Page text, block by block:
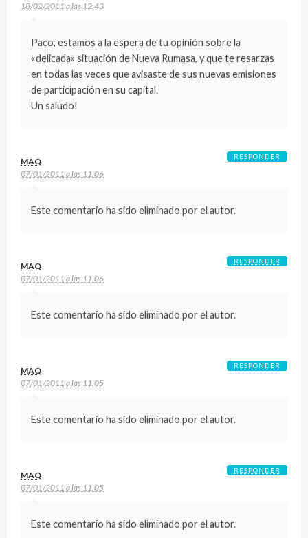
18/02/2011 a las 12:43
Paco, estamos a la espera de tu opinión sobre la
«delicada» situación de Nueva Rumasa, y que te resarzas
en todas las veces que avisaste de sus nuevas emisiones
de participación en su capital.
Un saludo!
MAQ
07/01/2011 a las 11:06
Este comentario ha sido eliminado por el autor.
RESPONDER
MAQ
07/01/2011 a las 11:06
Este comentario ha sido eliminado por el autor.
RESPONDER
MAQ
07/01/2011 a las 11:05
Este comentario ha sido eliminado por el autor.
RESPONDER
MAQ
07/01/2011 a las 11:05
Este comentario ha sido eliminado por el autor.
RESPONDER